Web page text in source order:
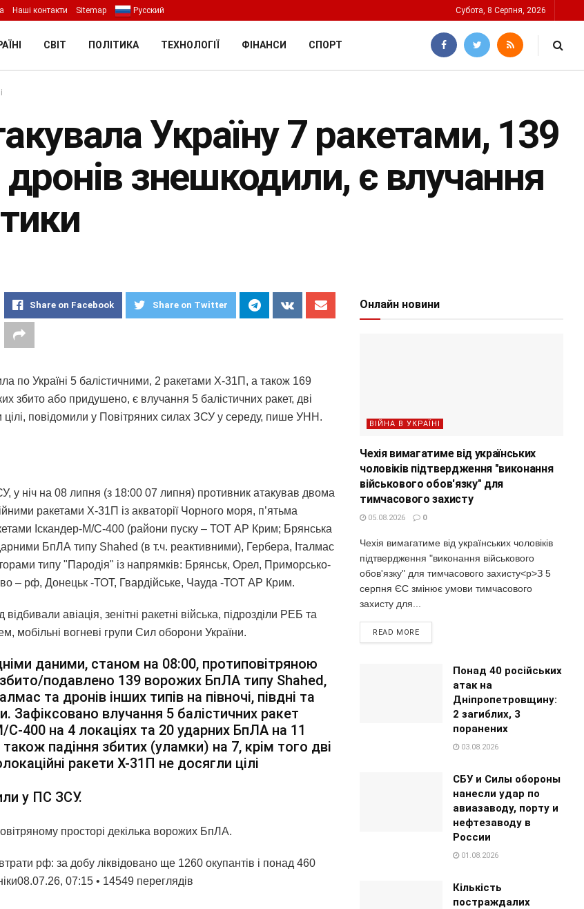
Наші контакти Sitemap Русский Субота, 8 Серпня, 2026
СВІТ ПОЛІТИКА ТЕХНОЛОГІЇ ФІНАНСИ СПОРТ
Україну 7 ракетами, 139
дронів знешкодили, є влучання
Share on Facebook Share on Twitter
по Україні 5 балістичними, 2 ракетами Х-31П, а також 169
збито або придушено, є влучання 5 балістичних ракет, дві
повідомили у Повітряних силах ЗСУ у середу, пише УНН.
у ніч на 08 липня (з 18:00 07 липня) противник атакував двома
ракетами Х-31П із акваторії Чорного моря, п’ятьма
Іскандер-М/С-400 (райони пуску – ТОТ АР Крим; Брянська
БпЛА типу Shahed (в т.ч. реактивними), Гербера, Італмас
типу "Пародія" із напрямків: Брянськ, Орел, Приморсько-
– рф, Донецьк -ТОТ, Гвардійське, Чауда -ТОТ АР Крим.
авіація, зенітні ракетні війська, підрозділи РЕБ та
мобільні вогневі групи Сил оборони України.
даними, станом на 08:00, протиповітряною
подавлено 139 ворожих БпЛА типу Shahed,
та дронів інших типів на півночі, півдні та
Зафіксовано влучання 5 балістичних ракет
С-400 на 4 локаціях та 20 ударних БпЛА на 11
також падіння збитих (уламки) на 7, крім того дві
ракети Х-31П не досягли цілі
у ПС ЗСУ.
просторі декілька ворожих БпЛА.
рф: за добу ліквідовано ще 1260 окупантів і понад 460
07:15 • 14549 переглядiв
Онлайн новини
ВІЙНА В УКРАЇНІ
Чехія вимагатиме від українських
чоловіків підтвердження "виконання
військового обов'язку" для
тимчасового захисту
05.08.2026 0
Чехія вимагатиме від українських чоловіків
підтвердження "виконання військового
обов'язку" для тимчасового захисту<p>З 5
серпня ЄС змінює умови тимчасового
захисту для...
READ MORE
Понад 40 російських
атак на
Дніпропетровщину:
2 загиблих, 3
поранених
03.08.2026
СБУ и Силы обороны
нанесли удар по
авиазаводу, порту и
нефтезаводу в
России
01.08.2026
Кількість
постраждалих